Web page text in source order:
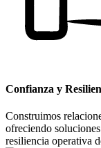
Confianza y
Construimos
ofreciendo
resiliencia operativa